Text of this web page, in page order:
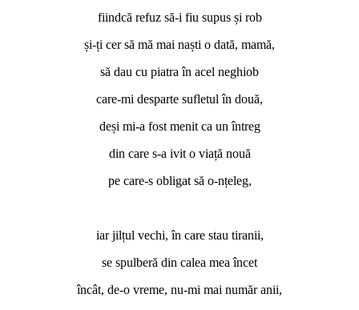
fiindcă refuz să-i fiu supus și rob
și-ți cer să mă mai naști o dată, mamă,
să dau cu piatra în acel neghiob
care-mi desparte sufletul în două,
deși mi-a fost menit ca un întreg
din care s-a ivit o viață nouă
pe care-s obligat să o-nțeleg,
iar jilțul vechi, în care stau tiranii,
se spulberă din calea mea încet
încât, de-o vreme, nu-mi mai număr anii,